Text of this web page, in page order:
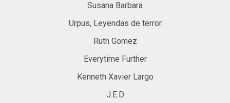
Susana Barbara
Urpus, Leyendas de terror
Ruth Gomez
Everytime Further
Kenneth Xavier Largo
J.E.D